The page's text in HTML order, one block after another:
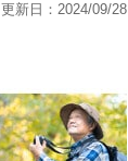
更新日：2024/09/28